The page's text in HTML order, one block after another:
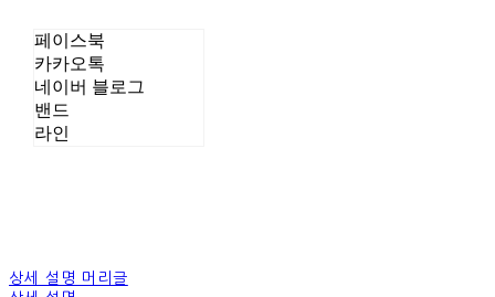
페이스북
카카오톡
네이버 블로그
밴드
라인
상세 설명 머리글